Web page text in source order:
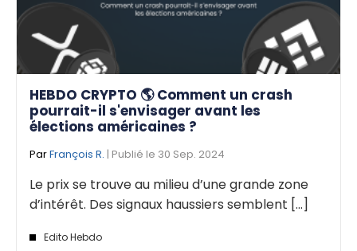
HEBDO CRYPTO 🌎 Comment un crash
pourrait-il s'envisager avant les
élections américaines ?
ParFrançois R. | Publié le 30 Sep. 2024
Le prix se trouve au milieu d’une grande zone
d’intérêt. Des signaux haussiers semblent [...]
Edito Hebdo